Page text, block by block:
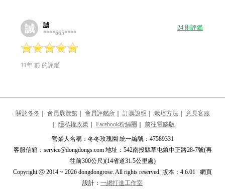
誠
誠
****665****
24 則評鑑
11年 前 的評鑑
關於冬冬 ｜ 會員展覽館｜ 會員評鑑所｜ 訂購說明 ｜ 栽培方法｜ 意見客服
｜ 隱私權政策｜ Facebook粉絲團 ｜ 前往電腦版
營業人名稱：冬冬玫瑰園 統一編號：47589331
客服信箱：service@dongdongs.com 地址：542南投縣草屯鎮中正路28-7號(再
往前300公尺)(14省道31.5公里處)
Copyright ⓒ 2014 ~ 2026 dongdongrose. All rights reserved. 版本：4.6.01 網頁
設計： 一網打進工作室